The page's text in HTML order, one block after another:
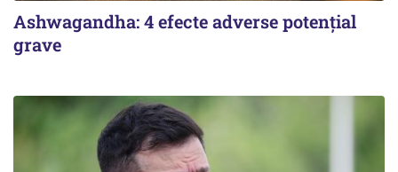
Ashwagandha: 4 efecte adverse potențial
grave